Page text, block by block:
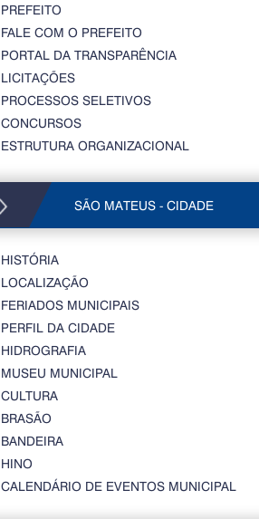
PREFEITO
FALE COM O PREFEITO
PORTAL DA TRANSPARÊNCIA
LICITAÇÕES
PROCESSOS SELETIVOS
CONCURSOS
ESTRUTURA ORGANIZACIONAL
SÃO MATEUS - CIDADE
HISTÓRIA
LOCALIZAÇÃO
FERIADOS MUNICIPAIS
PERFIL DA CIDADE
HIDROGRAFIA
MUSEU MUNICIPAL
CULTURA
BRASÃO
BANDEIRA
HINO
CALENDÁRIO DE EVENTOS MUNICIPAL